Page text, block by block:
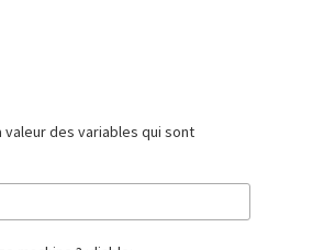
des variables qui sont